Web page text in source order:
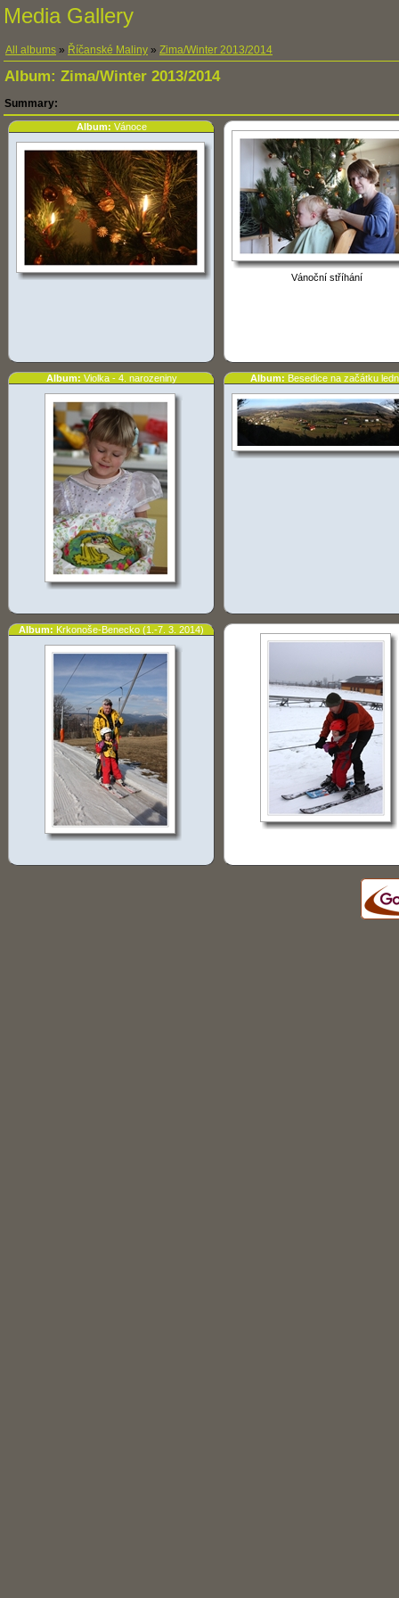
Media Gallery
All albums » Říčanské Maliny » Zima/Winter 2013/2014
Album:Zima/Winter 2013/2014
Summary:
Album: Vánoce
Vánoční stříhání
Album: Violka - 4. narozeniny Album: Besedice na začátku
Album: Krkonoše-Benecko (1.-7. 3. 2014)